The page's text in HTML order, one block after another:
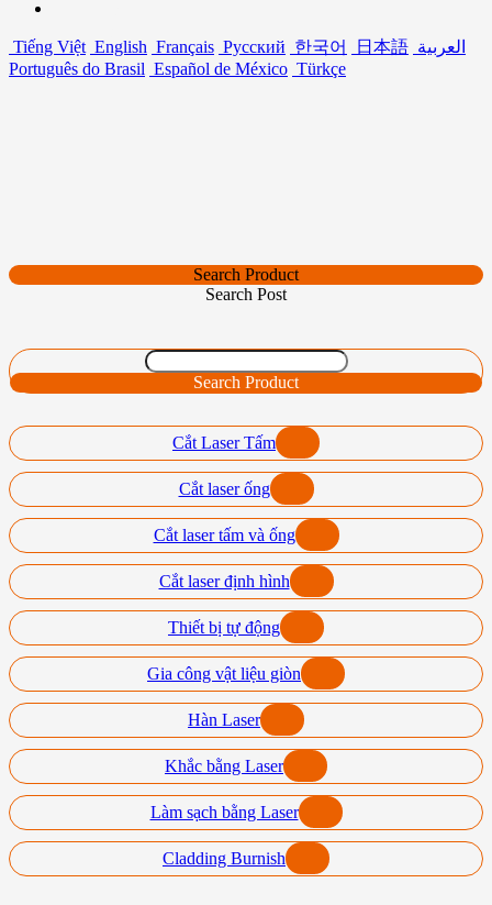
Tiếng Việt English Français Русский 한국어 日本語 العربية
Português do Brasil Español de México Türkçe
Search Product
Search Post
Search Product
Cắt Laser Tấm
Cắt laser ống
Cắt laser tấm và ống
Cắt laser định hình
Thiết bị tự động
Gia công vật liệu giòn
Hàn Laser
Khắc bằng Laser
Làm sạch bằng Laser
Cladding Burnish